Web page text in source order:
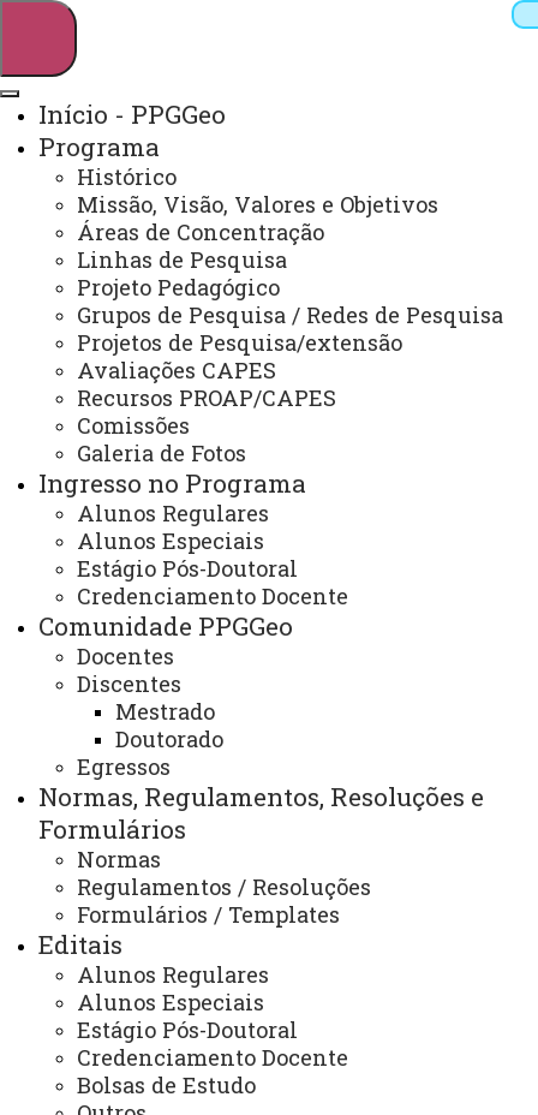
Webmail Sistemas
Arquivo Virtual
Campus
Início - PPGGeo
Programa
Histórico
Missão, Visão, Valores e Objetivos
Áreas de Concentração
Linhas de Pesquisa
Projeto Pedagógico
Grupos de Pesquisa / Redes de Pesquisa
Projetos de Pesquisa/extensão
Avaliações CAPES
Recursos PROAP/CAPES
Comissões
Galeria de Fotos
Ingresso no Programa
Alunos Regulares
Alunos Especiais
Estágio Pós-Doutoral
Credenciamento Docente
Comunidade PPGGeo
Docentes
Discentes
Mestrado
Doutorado
Egressos
Normas, Regulamentos, Resoluções e
Formulários
Normas
Regulamentos / Resoluções
Formulários / Templates
Editais
Alunos Regulares
Alunos Especiais
Estágio Pós-Doutoral
Credenciamento Docente
Bolsas de Estudo
Mestrado e Doutorado em Geografia Marechal
Cândido Rondon
Eventos
ATUALIZAÇÃO MAIS RECENTE: 23 DE SETEMBRO
ACESSOS: 841
Facebook
Instagram
Youtube
rondon.pos.geografia@unioeste.br
mestradogeografia.mcrondon@gmail.com
Você está aqui:Unioeste
PPGGeo - Pós Graduação em Geografia - Marechal